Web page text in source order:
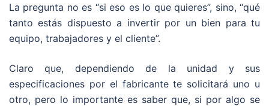
La pregunta no es “si eso es lo que quieres”, sino, “qué
tanto estás dispuesto a invertir por un bien para tu
equipo, trabajadores y el cliente”.
Claro que, dependiendo de la unidad y sus
especificaciones por el fabricante te solicitará uno u
otro, pero lo importante es saber que, si por algo se